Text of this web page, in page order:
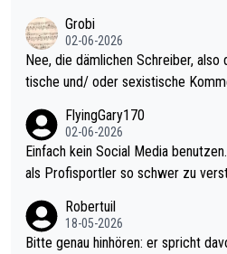
ohl wenig WDF Turniere spielen.
es Jahr der Fall. Er musste als
den Qualifier und ich glaube kaum,
gas) antun würde, wenn er doch
el hat.
Grobi
02-06-2026
Nee, die dämlichen Schreiber, also
tische und/ oder sexistische
s Leben in den Griff kriegen. Nur
r war doch neulich erst derjenige,
rovoziert hat. Und Littlers Mutter
FlyingGary170
02-06-2026
Einfach kein Social Media
als Profisportler so schwer zu
Robertuil
18-05-2026
Bitte genau hinhören: er spricht